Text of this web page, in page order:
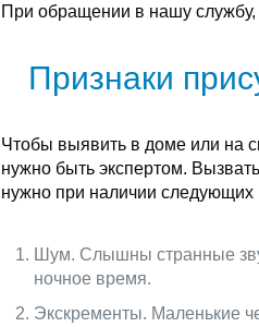
При обращении в нашу
Признаки
Чтобы выявить в доме или на
нужно быть экспертом.
нужно при наличии следующих
Шум. Слышны странные
ночное время.
Экскременты. Маленькие